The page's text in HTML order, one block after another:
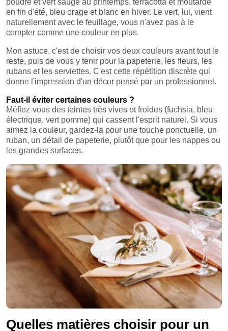
poudré et vert sauge au printemps, terracotta et moutarde
en fin d'été, bleu orage et blanc en hiver. Le vert, lui, vient
naturellement avec le feuillage, vous n'avez pas à le
compter comme une couleur en plus.
Mon astuce, c'est de choisir vos deux couleurs avant tout le
reste, puis de vous y tenir pour la papeterie, les fleurs, les
rubans et les serviettes. C'est cette répétition discrète qui
donne l'impression d'un décor pensé par un professionnel.
Faut-il éviter certaines couleurs ?
Méfiez-vous des teintes très vives et froides (fuchsia, bleu
électrique, vert pomme) qui cassent l'esprit naturel. Si vous
aimez la couleur, gardez-la pour une touche ponctuelle, un
ruban, un détail de papeterie, plutôt que pour les nappes ou
les grandes surfaces.
Quelles matières choisir pour un